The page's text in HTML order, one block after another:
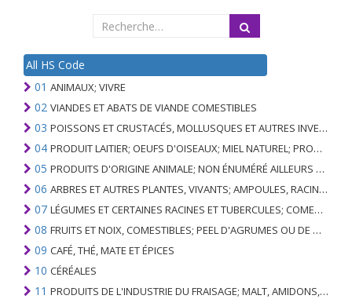
All HS Code
01 ANIMAUX; VIVRE
02 VIANDES ET ABATS DE VIANDE COMESTIBLES
03 POISSONS ET CRUSTACÉS, MOLLUSQUES ET AUTRES INVERTÉBRÉS AQUATIQUES
04 PRODUIT LAITIER; OEUFS D'OISEAUX; MIEL NATUREL; PRODUITS COMESTIBLES D'ORIGINE ANIMALE, NON ÉNUMÉRÉS AILLEURS OU INCLUS
05 PRODUITS D'ORIGINE ANIMALE; NON ÉNUMÉRÉ AILLEURS OU INCLUS
06 ARBRES ET AUTRES PLANTES, VIVANTS; AMPOULES, RACINES ET ANALOGUES; FLEURS COUPEES ET FEUILLAGE ORNEMENTAL
07 LÉGUMES ET CERTAINES RACINES ET TUBERCULES; COMESTIBLE
08 FRUITS ET NOIX, COMESTIBLES; PEEL D'AGRUMES OU DE MELONS
09 CAFÉ, THÉ, MATE ET ÉPICES
10 CÉRÉALES
11 PRODUITS DE L'INDUSTRIE DU FRAISAGE; MALT, AMIDONS, INULINE, GLUTEN DE BLÉ